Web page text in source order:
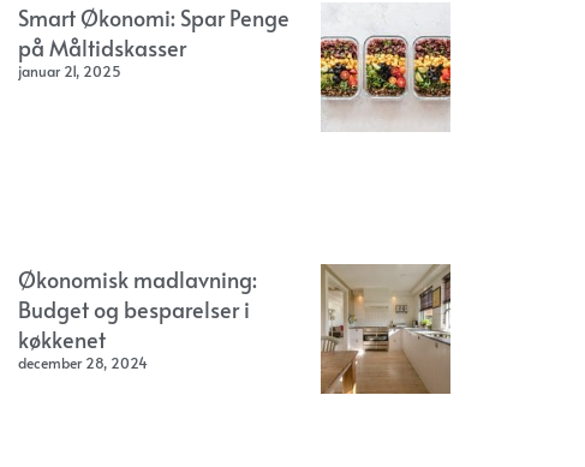
Smart Økonomi: Spar Penge
på Måltidskasser
januar 21, 2025
Økonomisk madlavning:
Budget og besparelser i
køkkenet
december 28, 2024